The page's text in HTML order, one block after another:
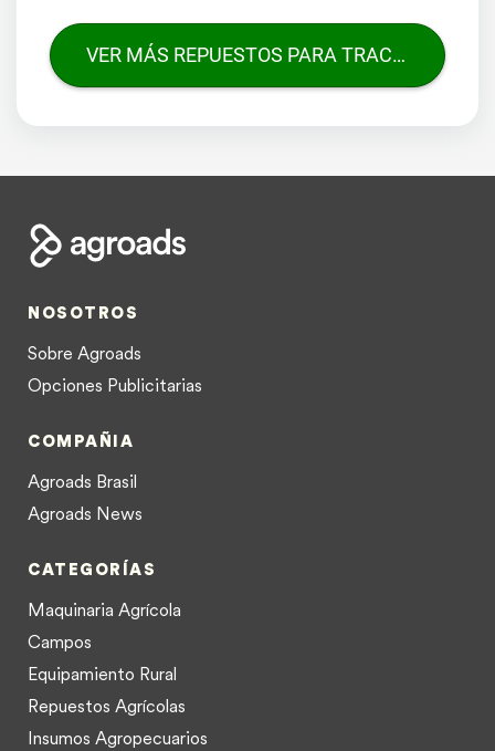
VER MÁS REPUESTOS PARA TRACTORES
NOSOTROS
Sobre Agroads
Opciones Publicitarias
COMPAÑIA
Agroads Brasil
Agroads News
CATEGORÍAS
Maquinaria Agrícola
Campos
Equipamiento Rural
Repuestos Agrícolas
Insumos Agropecuarios